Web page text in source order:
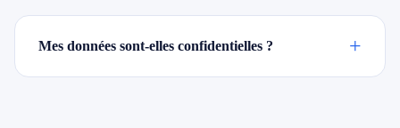
Mes données sont-elles confidentielles ? +